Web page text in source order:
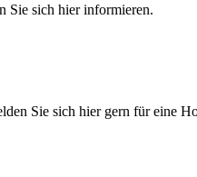
Sie sich hier informieren.
Sie sich hier gern für eine